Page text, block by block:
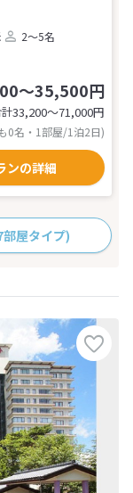
2～5名
～35,500円
33,200〜71,000円
0名・1部屋/1泊2日)
ンの詳細
屋タイプ)